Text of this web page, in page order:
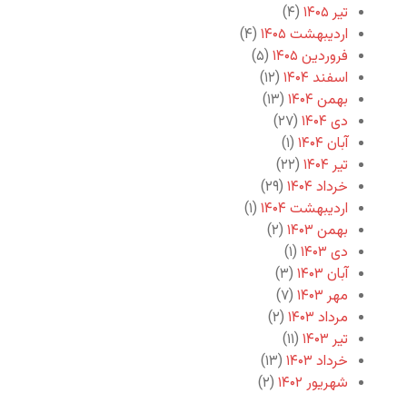
تیر ۱۴۰۵
(۴)
اردیبهشت ۱۴۰۵
(۴)
فروردین ۱۴۰۵
(۵)
اسفند ۱۴۰۴
(۱۲)
بهمن ۱۴۰۴
(۱۳)
دی ۱۴۰۴
(۲۷)
آبان ۱۴۰۴
(۱)
تیر ۱۴۰۴
(۲۲)
خرداد ۱۴۰۴
(۲۹)
اردیبهشت ۱۴۰۴
(۱)
بهمن ۱۴۰۳
(۲)
دی ۱۴۰۳
(۱)
آبان ۱۴۰۳
(۳)
مهر ۱۴۰۳
(۷)
مرداد ۱۴۰۳
(۲)
تیر ۱۴۰۳
(۱۱)
خرداد ۱۴۰۳
(۱۳)
شهریور ۱۴۰۲
(۲)